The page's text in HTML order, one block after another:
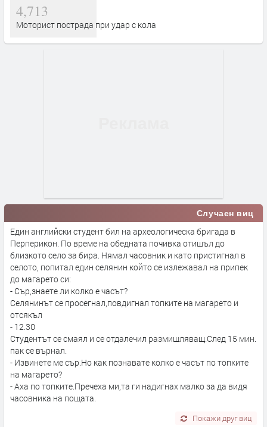
4,713
Моторист пострада при удар с кола
Случаен виц
Един aнглийски студент бил на археологическа бригада в
Перперикон. По време на обедната почивка отишъл до
близкото село за бира. Нямал часовник и като пристигнал в
селото, попитал един селянин който се излежавал на припек
до магарето си:
- Сър,знаете ли колко е часът?
Селянинът се просегнал,повдигнал топките на магарето и
отсякъл
- 12.30
Студентът се смаял и се отдалечил размишляващ.След 15 мин.
пак се върнал.
- Извинете ме сър.Но как познавате колко е часът по топките
на магарето?
- Аха по топките.Пречеха ми,та ги надигнах малко за да видя
часовника на пощата.
Покажи друг виц